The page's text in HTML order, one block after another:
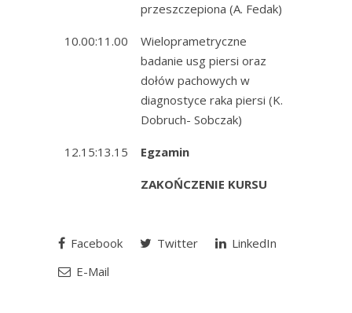
przeszczepiona (A. Fedak)
10.00:11.00
Wieloprametryczne
badanie usg piersi oraz
dołów pachowych w
diagnostyce raka piersi (K.
Dobruch- Sobczak)
12.15:13.15 Egzamin
ZAKOŃCZENIE KURSU
Facebook Twitter
LinkedIn
E-Mail